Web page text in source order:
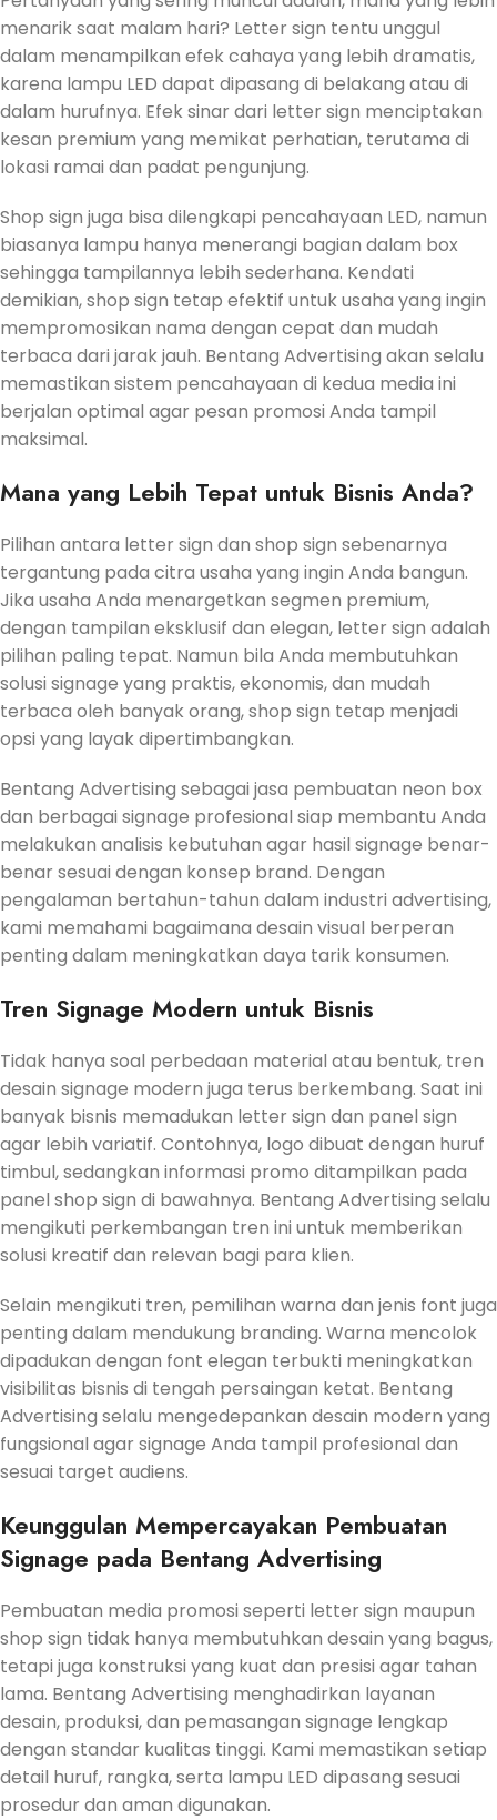
menarik saat malam hari? Letter sign tentu unggul
dalam menampilkan efek cahaya yang lebih dramatis,
karena lampu LED dapat dipasang di belakang atau di
dalam hurufnya. Efek sinar dari letter sign menciptakan
kesan premium yang memikat perhatian, terutama di
lokasi ramai dan padat pengunjung.
Shop sign juga bisa dilengkapi pencahayaan LED, namun
biasanya lampu hanya menerangi bagian dalam box
sehingga tampilannya lebih sederhana. Kendati
demikian, shop sign tetap efektif untuk usaha yang ingin
mempromosikan nama dengan cepat dan mudah
terbaca dari jarak jauh. Bentang Advertising akan selalu
memastikan sistem pencahayaan di kedua media ini
berjalan optimal agar pesan promosi Anda tampil
maksimal.
Mana yang Lebih Tepat untuk Bisnis Anda?
Pilihan antara letter sign dan shop sign sebenarnya
tergantung pada citra usaha yang ingin Anda bangun.
Jika usaha Anda menargetkan segmen premium,
dengan tampilan eksklusif dan elegan, letter sign adalah
pilihan paling tepat. Namun bila Anda membutuhkan
solusi signage yang praktis, ekonomis, dan mudah
terbaca oleh banyak orang, shop sign tetap menjadi
opsi yang layak dipertimbangkan.
Bentang Advertising sebagai jasa pembuatan neon box
dan berbagai signage profesional siap membantu Anda
melakukan analisis kebutuhan agar hasil signage benar-
benar sesuai dengan konsep brand. Dengan
pengalaman bertahun-tahun dalam industri advertising,
kami memahami bagaimana desain visual berperan
penting dalam meningkatkan daya tarik konsumen.
Tren Signage Modern untuk Bisnis
Tidak hanya soal perbedaan material atau bentuk, tren
desain signage modern juga terus berkembang. Saat ini
banyak bisnis memadukan letter sign dan panel sign
agar lebih variatif. Contohnya, logo dibuat dengan huruf
timbul, sedangkan informasi promo ditampilkan pada
panel shop sign di bawahnya. Bentang Advertising selalu
mengikuti perkembangan tren ini untuk memberikan
solusi kreatif dan relevan bagi para klien.
Selain mengikuti tren, pemilihan warna dan jenis font juga
penting dalam mendukung branding. Warna mencolok
dipadukan dengan font elegan terbukti meningkatkan
visibilitas bisnis di tengah persaingan ketat. Bentang
Advertising selalu mengedepankan desain modern yang
fungsional agar signage Anda tampil profesional dan
sesuai target audiens.
Keunggulan Mempercayakan Pembuatan
Signage pada Bentang Advertising
Pembuatan media promosi seperti letter sign maupun
shop sign tidak hanya membutuhkan desain yang bagus,
tetapi juga konstruksi yang kuat dan presisi agar tahan
lama. Bentang Advertising menghadirkan layanan
desain, produksi, dan pemasangan signage lengkap
dengan standar kualitas tinggi. Kami memastikan setiap
detail huruf, rangka, serta lampu LED dipasang sesuai
prosedur dan aman digunakan.